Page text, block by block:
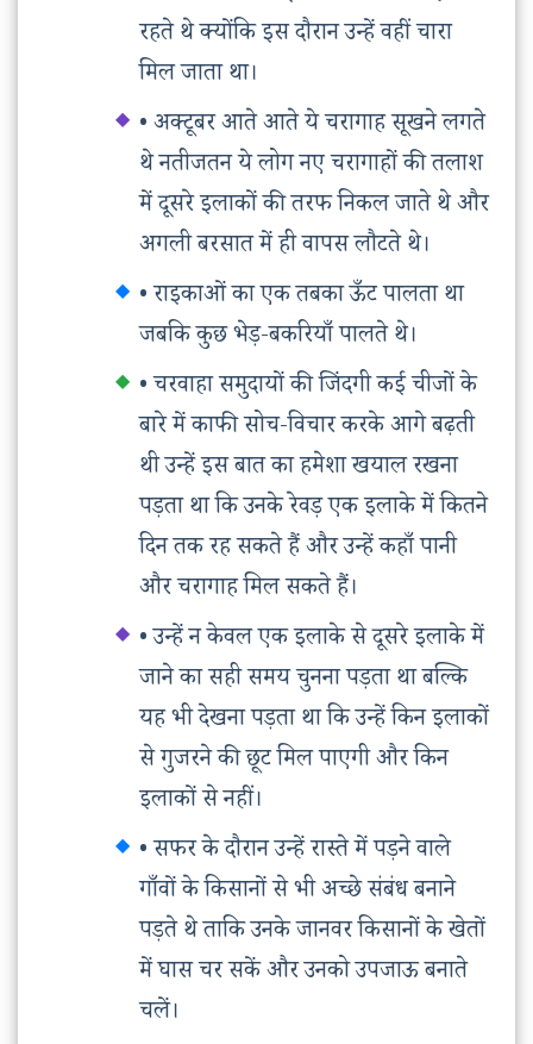
रहते थे क्योंकि इस दौरान उन्हें वहीं चारा
मिल जाता था।
• अक्टूबर आते आते ये चरागाह सूखने लगते
थे नतीजतन ये लोग नए चरागाहों की तलाश
में दूसरे इलाकों की तरफ निकल जाते थे और
अगली बरसात में ही वापस लौटते थे।
• राइकाओं का एक तबका ऊँट पालता था
जबकि कुछ भेड़-बकरियाँ पालते थे।
• चरवाहा समुदायों की जिंदगी कई चीजों के
बारे में काफी सोच-विचार करके आगे बढ़ती
थी उन्हें इस बात का हमेशा खयाल रखना
पड़ता था कि उनके रेवड़ एक इलाके में कितने
दिन तक रह सकते हैं और उन्हें कहाँ पानी
और चरागाह मिल सकते हैं।
• उन्हें न केवल एक इलाके से दूसरे इलाके में
जाने का सही समय चुनना पड़ता था बल्कि
यह भी देखना पड़ता था कि उन्हें किन इलाकों
से गुजरने की छूट मिल पाएगी और किन
इलाकों से नहीं।
• सफर के दौरान उन्हें रास्ते में पड़ने वाले
गाँवों के किसानों से भी अच्छे संबंध बनाने
पड़ते थे ताकि उनके जानवर किसानों के खेतों
में घास चर सकें और उनको उपजाऊ बनाते
चलें।